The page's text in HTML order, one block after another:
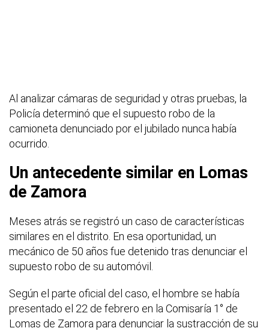
Al analizar cámaras de seguridad y otras pruebas, la
Policía determinó que el supuesto robo de la
camioneta denunciado por el jubilado nunca había
ocurrido.
Un antecedente similar en Lomas
de Zamora
Meses atrás se registró un caso de características
similares en el distrito. En esa oportunidad, un
mecánico de 50 años fue detenido tras denunciar el
supuesto robo de su automóvil.
Según el parte oficial del caso, el hombre se había
presentado el 22 de febrero en la Comisaría 1° de
Lomas de Zamora para denunciar la sustracción de su